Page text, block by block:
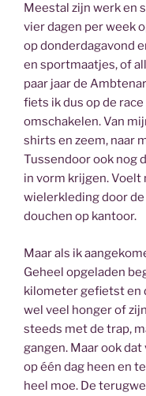
Meestal zijn werk en
vier dagen per week
op donderdagavond
en sportmaatjes, of
paar jaar de
fiets ik dus op de
omschakelen. Van
shirts en zeem, naar
Tussendoor ook nog
in vorm krijgen. Voelt
wielerkleding door de
douchen op kantoor.
Maar als ik
Geheel opgeladen
kilometer gefietst en
wel veel honger of
steeds met de trap,
gangen. Maar ook
op één dag heen en
heel moe. De